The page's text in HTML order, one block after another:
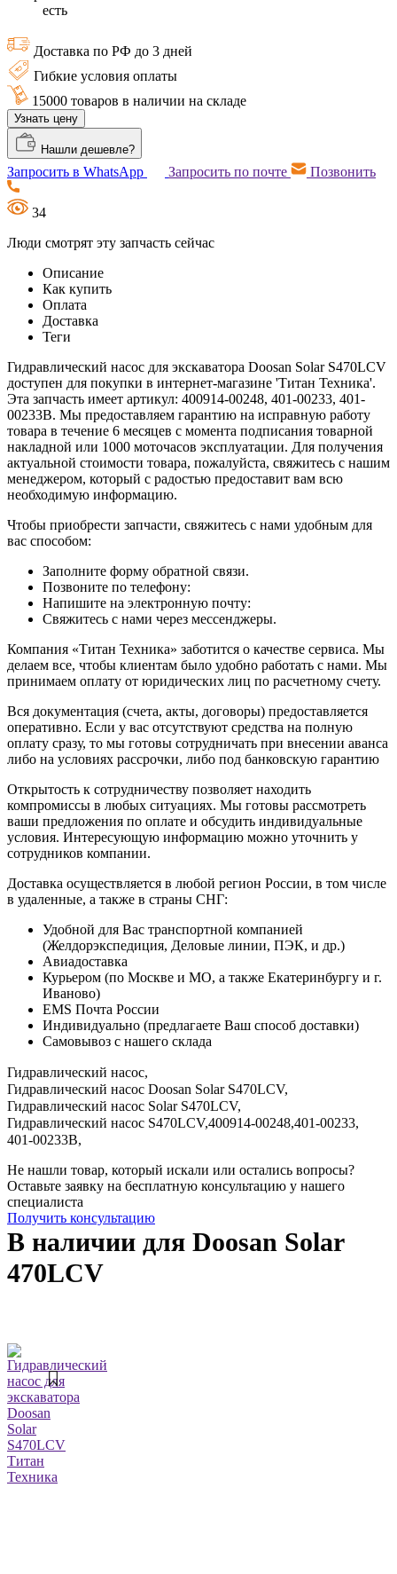
есть
Доставка по РФ до 3 дней
Гибкие условия оплаты
15000 товаров в наличии на складе
Узнать цену
Нашли дешевле?
Запросить в WhatsApp Запросить по почте Позвонить
34
Люди смотрят эту запчасть сейчас
Описание
Как купить
Оплата
Доставка
Теги
Гидравлический насос для экскаватора Doosan Solar S470LCV
доступен для покупки в интернет-магазине 'Титан Техника'.
Эта запчасть имеет артикул: 400914-00248, 401-00233, 401-
00233B. Мы предоставляем гарантию на исправную работу
товара в течение 6 месяцев с момента подписания товарной
накладной или 1000 моточасов эксплуатации. Для получения
актуальной стоимости товара, пожалуйста, свяжитесь с нашим
менеджером, который с радостью предоставит вам всю
необходимую информацию.
Чтобы приобрести запчасти, свяжитесь с нами удобным для
вас способом:
Заполните форму обратной связи.
Позвоните по телефону:
Напишите на электронную почту:
Свяжитесь с нами через мессенджеры.
Компания «Титан Техника» заботится о качестве сервиса. Мы
делаем все, чтобы клиентам было удобно работать с нами. Мы
принимаем оплату от юридических лиц по расчетному счету.
Вся документация (счета, акты, договоры) предоставляется
оперативно. Если у вас отсутствуют средства на полную
оплату сразу, то мы готовы сотрудничать при внесении аванса
либо на условиях рассрочки, либо под банковскую гарантию
Открытость к сотрудничеству позволяет находить
компромиссы в любых ситуациях. Мы готовы рассмотреть
ваши предложения по оплате и обсудить индивидуальные
условия. Интересующую информацию можно уточнить у
сотрудников компании.
Доставка осуществляется в любой регион России, в том числе
в удаленные, а также в страны СНГ:
Удобной для Вас транспортной компанией
(Желдорэкспедиция, Деловые линии, ПЭК, и др.)
Авиадоставка
Курьером (по Москве и МО, а также Екатеринбургу и г.
Иваново)
EMS Почта России
Индивидуально (предлагаете Ваш способ доставки)
Самовывоз с нашего склада
Гидравлический насос,
Гидравлический насос Doosan Solar S470LCV,
Гидравлический насос Solar S470LCV,
Гидравлический насос S470LCV,400914-00248,401-00233,
401-00233B,
Не нашли товар, который искали или остались вопросы?
Оставьте заявку на бесплатную консультацию у нашего
специалиста
Получить консультацию
В наличии для Doosan Solar
470LCV